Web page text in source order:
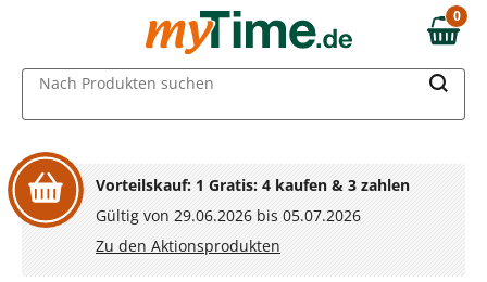
Zum Hauptinhalt springen
Zur Navigation springen
Zur Suche springen
0,00 €
0
Nach Produkten suchen
Vorteilskauf: 1 Gratis: 4 kaufen & 3 zahlen
Gültig von 29.06.2026 bis 05.07.2026
Zu den Aktionsprodukten